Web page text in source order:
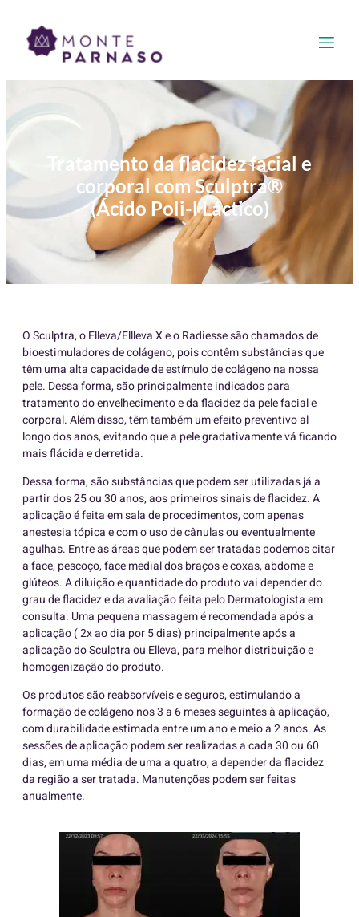
Tratamento da flacidez facial e
corporal com Sculptra®
(Ácido Poli-l Láctico)
O Sculptra, o Elleva/Ellleva X e o Radiesse são chamados de
bioestimuladores de colágeno, pois contêm substâncias que
têm uma alta capacidade de estímulo de colágeno na nossa
pele. Dessa forma, são principalmente indicados para
tratamento do envelhecimento e da flacidez da pele facial e
corporal. Além disso, têm também um efeito preventivo al
longo dos anos, evitando que a pele gradativamente vá ficando
mais flácida e derretida.
Dessa forma, são substâncias que podem ser utilizadas já a
partir dos 25 ou 30 anos, aos primeiros sinais de flacidez. A
aplicação é feita em sala de procedimentos, com apenas
anestesia tópica e com o uso de cânulas ou eventualmente
agulhas. Entre as áreas que podem ser tratadas podemos citar
a face, pescoço, face medial dos braços e coxas, abdome e
glúteos. A diluição e quantidade do produto vai depender do
grau de flacidez e da avaliação feita pelo Dermatologista em
consulta. Uma pequena massagem é recomendada após a
aplicação ( 2x ao dia por 5 dias) principalmente após a
aplicação do Sculptra ou Elleva, para melhor distribuição e
homogenização do produto.
Os produtos são reabsorvíveis e seguros, estimulando a
formação de colágeno nos 3 a 6 meses seguintes à aplicação,
com durabilidade estimada entre um ano e meio a 2 anos. As
sessões de aplicação podem ser realizadas a cada 30 ou 60
dias, em uma média de uma a quatro, a depender da flacidez
da região a ser tratada. Manutenções podem ser feitas
anualmente.